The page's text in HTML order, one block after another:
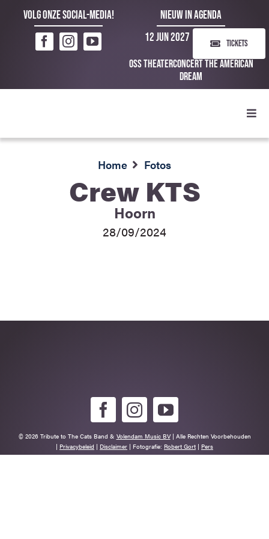
Volg onze social-media!
NIEUW IN AGENDA
12 Jun 2027
TICKETS
Oss Theaterconcert The American
Dream
Home Fotos
Crew KTS
Hoorn
28/09/2024
© 2026 Tribute to The Cats Band & Volendam Music BV| Alle Rechten Voorbehouden
| Privacybeleid | Disclaimer | Fotografie: Robert Gort | Pers